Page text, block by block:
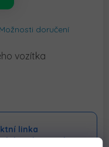
Možnosti doručení
vozítka
linka